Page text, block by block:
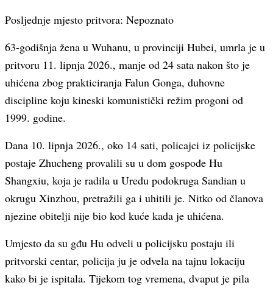
Posljednje mjesto pritvora: Nepoznato
63-godišnja žena u Wuhanu, u provinciji Hubei, umrla je u
pritvoru 11. lipnja 2026., manje od 24 sata nakon što je
uhićena zbog prakticiranja Falun Gonga, duhovne
discipline koju kineski komunistički režim progoni od
1999. godine.
Dana 10. lipnja 2026., oko 14 sati, policajci iz policijske
postaje Zhucheng provalili su u dom gospođe Hu
Shangxiu, koja je radila u Uredu podokruga Sandian u
okrugu Xinzhou, pretražili ga i uhitili je. Nitko od članova
njezine obitelji nije bio kod kuće kada je uhićena.
Umjesto da su gđu Hu odveli u policijsku postaju ili
pritvorski centar, policija ju je odvela na tajnu lokaciju
kako bi je ispitala. Tijekom tog vremena, dvaput je pila